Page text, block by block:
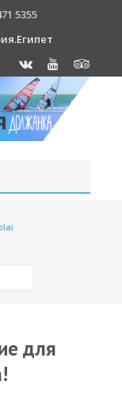
5355
для